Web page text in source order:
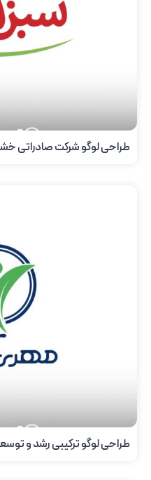
طراحی لوگو شرکت صادراتی
طراحی لوگو ترکیبی رشد و